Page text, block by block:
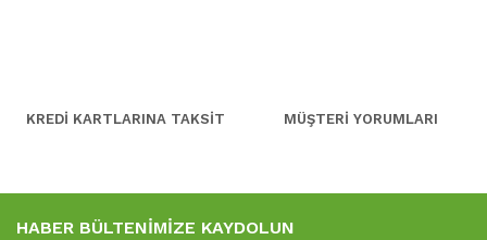
KREDİ KARTLARINA TAKSİT MÜŞTERİ YORUMLARI
HABER BÜLTENİMİZE KAYDOLUN